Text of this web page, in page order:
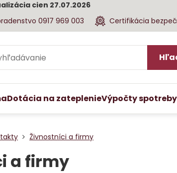
cien 27.07.2026
0917 969 003 Certifikácia
Dotácia na zateplenieVýpočty spotreby
Živnostníci a firmy
a firmy